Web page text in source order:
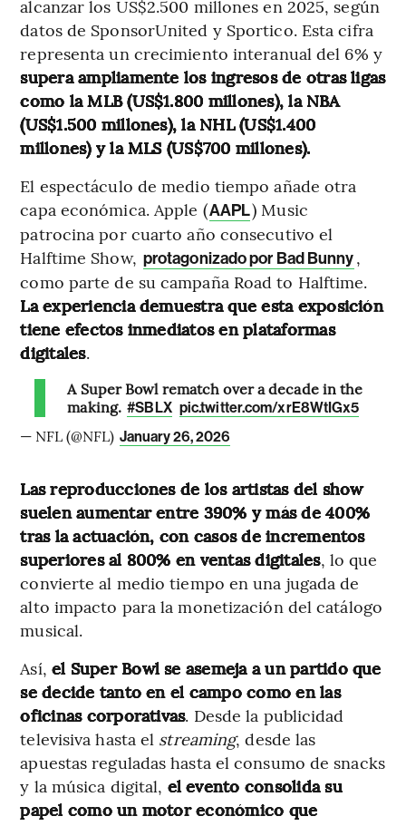
alcanzar los US$2.500 millones en 2025, según
datos de SponsorUnited y Sportico. Esta cifra
representa un crecimiento interanual del 6% y
supera ampliamente los ingresos de otras ligas
como la MLB (US$1.800 millones), la NBA
(US$1.500 millones), la NHL (US$1.400
millones) y la MLS (US$700 millones).
El espectáculo de medio tiempo añade otra
capa económica. Apple (AAPL) Music
patrocina por cuarto año consecutivo el
Halftime Show, protagonizado por Bad Bunny,
como parte de su campaña Road to Halftime.
La experiencia demuestra que esta exposición
tiene efectos inmediatos en plataformas
digitales.
A Super Bowl rematch over a decade in the
making. #SBLX pic.twitter.com/xrE8WtIGx5
— NFL (@NFL) January 26, 2026
Las reproducciones de los artistas del show
suelen aumentar entre 390% y más de 400%
tras la actuación, con casos de incrementos
superiores al 800% en ventas digitales, lo que
convierte al medio tiempo en una jugada de
alto impacto para la monetización del catálogo
musical.
Así, el Super Bowl se asemeja a un partido que
se decide tanto en el campo como en las
oficinas corporativas. Desde la publicidad
televisiva hasta el streaming, desde las
apuestas reguladas hasta el consumo de snacks
y la música digital, el evento consolida su
papel como un motor económico que